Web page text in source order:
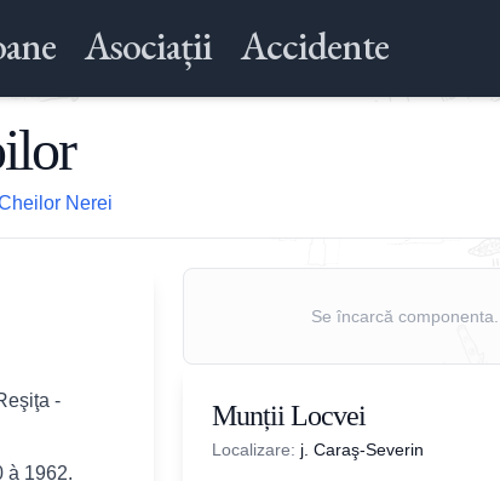
Asociații Accidente
Nerei
-
à 1962.
Se încarcă componenta...
Munții Locvei
Localizare: j. Caraş-Severin